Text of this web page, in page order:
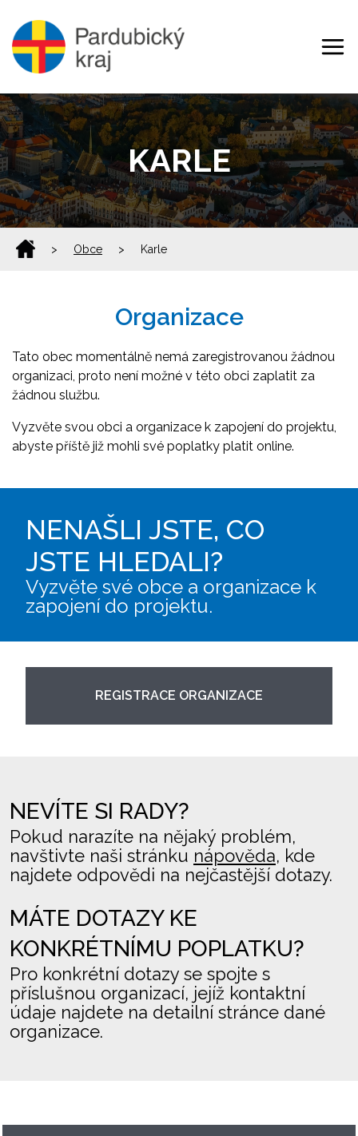
KARLE
> Obce > Karle
Organizace
Tato obec momentálně nemá zaregistrovanou žádnou
organizaci, proto není možné v této obci zaplatit za
žádnou službu.
Vyzvěte svou obci a organizace k zapojení do projektu,
abyste příště již mohli své poplatky platit online.
NENAŠLI JSTE, CO
JSTE HLEDALI?
Vyzvěte své obce a organizace k
zapojení do projektu.
REGISTRACE ORGANIZACE
NEVÍTE SI RADY?
Pokud narazíte na nějaký problém,
navštivte naši stránku nápověda, kde
najdete odpovědi na nejčastější dotazy.
MÁTE DOTAZY KE
KONKRÉTNÍMU POPLATKU?
Pro konkrétní dotazy se spojte s
příslušnou organizací, jejíž kontaktní
údaje najdete na detailní stránce dané
organizace.